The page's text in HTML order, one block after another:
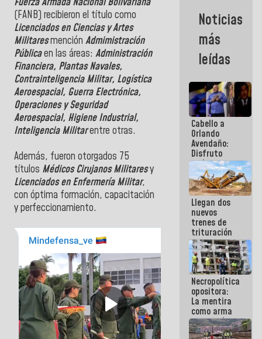
(FANB) recibieron el título como
Licenciados en Ciencias y Artes
Militaresmención Admimistración
Públicaen las áreas: Administración
Financiera, Plantas Navales,
Contrainteligencia Militar, Logística
Aeroespacial, Guerra Electrónica,
Operaciones y Seguridad
Aeroespacial, Higiene Industrial,
Inteligencia Militarentre otras.
Además, fueron otorgados 75
títulos Médicos Cirujanos Militaresy
Licenciados en Enfermería Militar,
con óptima formación, capacitación
y perfeccionamiento.
siempre
estará
acompañada
por el
Gobierno
Nacional
Noticias
más
leídas
Cabello a
Orlando
Avendaño:
Disfruto
cada vez
que escribes
porque lo
que haces
es
embarrarla
Llegan dos
nuevos
trenes de
trituración
para
optimizar
manejo de
escombros
en La Guaira
Necropolítica
opositora:
La mentira
como arma
contra el
Pueblo